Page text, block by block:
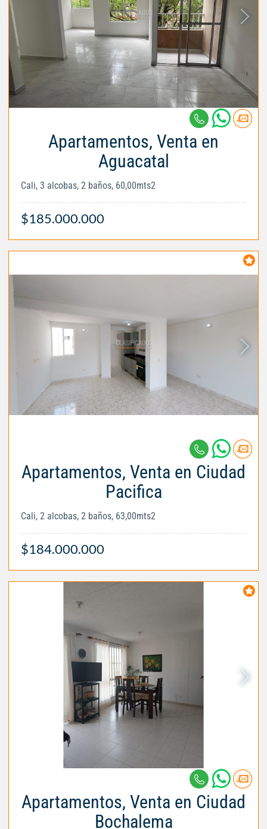
Apartamentos, Venta en
Aguacatal
Cali, 3 alcobas, 2 baños, 60,00mts2
$185.000.000
Apartamentos, Venta en Ciudad
Pacifica
Cali, 2 alcobas, 2 baños, 63,00mts2
$184.000.000
Apartamentos, Venta en Ciudad
Bochalema